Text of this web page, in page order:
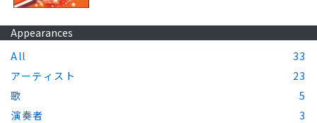
Appearances
All
33
アーティスト
23
歌
5
演奏者
3